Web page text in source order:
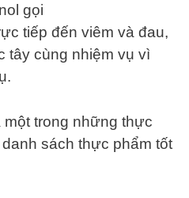
gọi
tiếp đến viêm và đau,
tây cùng nhiệm vụ vì
trong những thực
sách thực phẩm tốt